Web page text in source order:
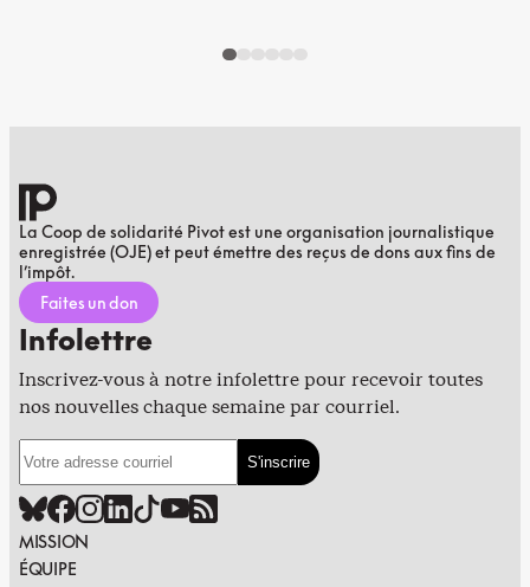
La Coop de solidarité Pivot est une organisation journalistique
enregistrée (OJE) et peut émettre des reçus de dons aux fins de
l’impôt.
Faites un don
Infolettre
Inscrivez-vous à notre infolettre pour recevoir toutes
nos nouvelles chaque semaine par courriel.
MISSION
ÉQUIPE